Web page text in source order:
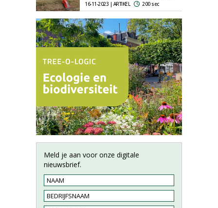
16-11-2023 | ARTIKEL 200 sec
Meld je aan voor onze digitale
nieuwsbrief.